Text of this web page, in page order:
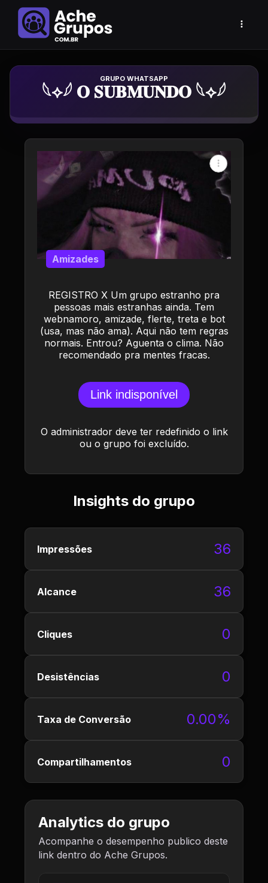
Grupo de Whatsapp
𓆩⟡𓆪 𝐎 𝐒𝐔𝐁𝐌𝐔𝐍𝐃𝐎 𓆩⟡𓆪
REGISTRO X Um grupo estranho pra
pessoas mais estranhas ainda. Tem
webnamoro, amizade, flerte, treta e bot
(usa, mas não ama). Aqui não tem regras
normais. Entrou? Aguenta o clima. Não
recomendado pra mentes fracas.
Amizades
Link indisponível
O administrador deve ter redefinido o link
ou o grupo foi excluído.
Insights do grupo
Impressões 36
Alcance 36
Cliques 0
Desistências 0
Taxa de Conversão 0.00%
Compartilhamentos 0
Analytics do grupo
Acompanhe o desempenho publico deste
link dentro do Ache Grupos.